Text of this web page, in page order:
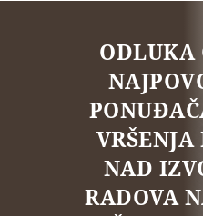
ODLUKA
NAD
RADOVA